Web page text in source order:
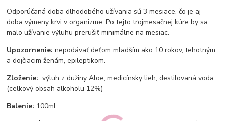
Odporúčaná doba dlhodobého užívania sú 3 mesiace, čo je aj
doba výmeny krvi v organizme. Po tejto trojmesačnej kúre by sa
malo užívanie výluhu prerušiť minimálne na mesiac.
Upozornenie:nepodávať deťom mladším ako 10 rokov, tehotným
a dojčiacim ženám, epileptikom.
Zloženie: výluh z dužiny Aloe, medicínsky lieh, destilovaná voda
(celkový obsah alkoholu 12%)
Balenie: 100ml